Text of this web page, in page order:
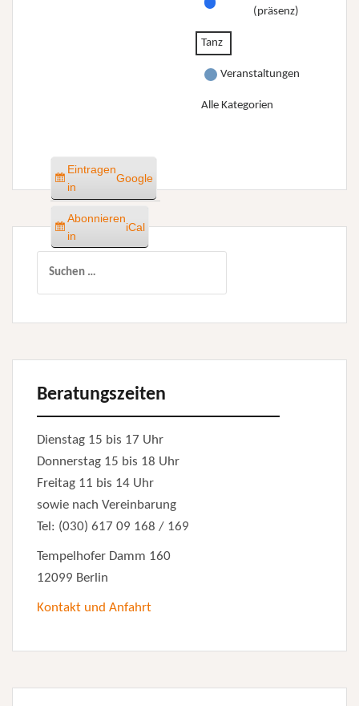
(präsenz)
Tanz
Veranstaltungen
Alle Kategorien
Eintragen
in
Google
Abonnieren
in
iCal
Beratungszeiten
Dienstag 15 bis 17 Uhr
Donnerstag 15 bis 18 Uhr
Freitag 11 bis 14 Uhr
sowie nach Vereinbarung
Tel: (030) 617 09 168 / 169
Tempelhofer Damm 160
12099 Berlin
Kontakt und Anfahrt